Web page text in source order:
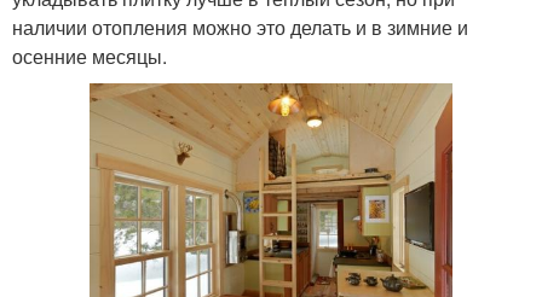
наличии отопления можно это делать и в зимние и
осенние месяцы.